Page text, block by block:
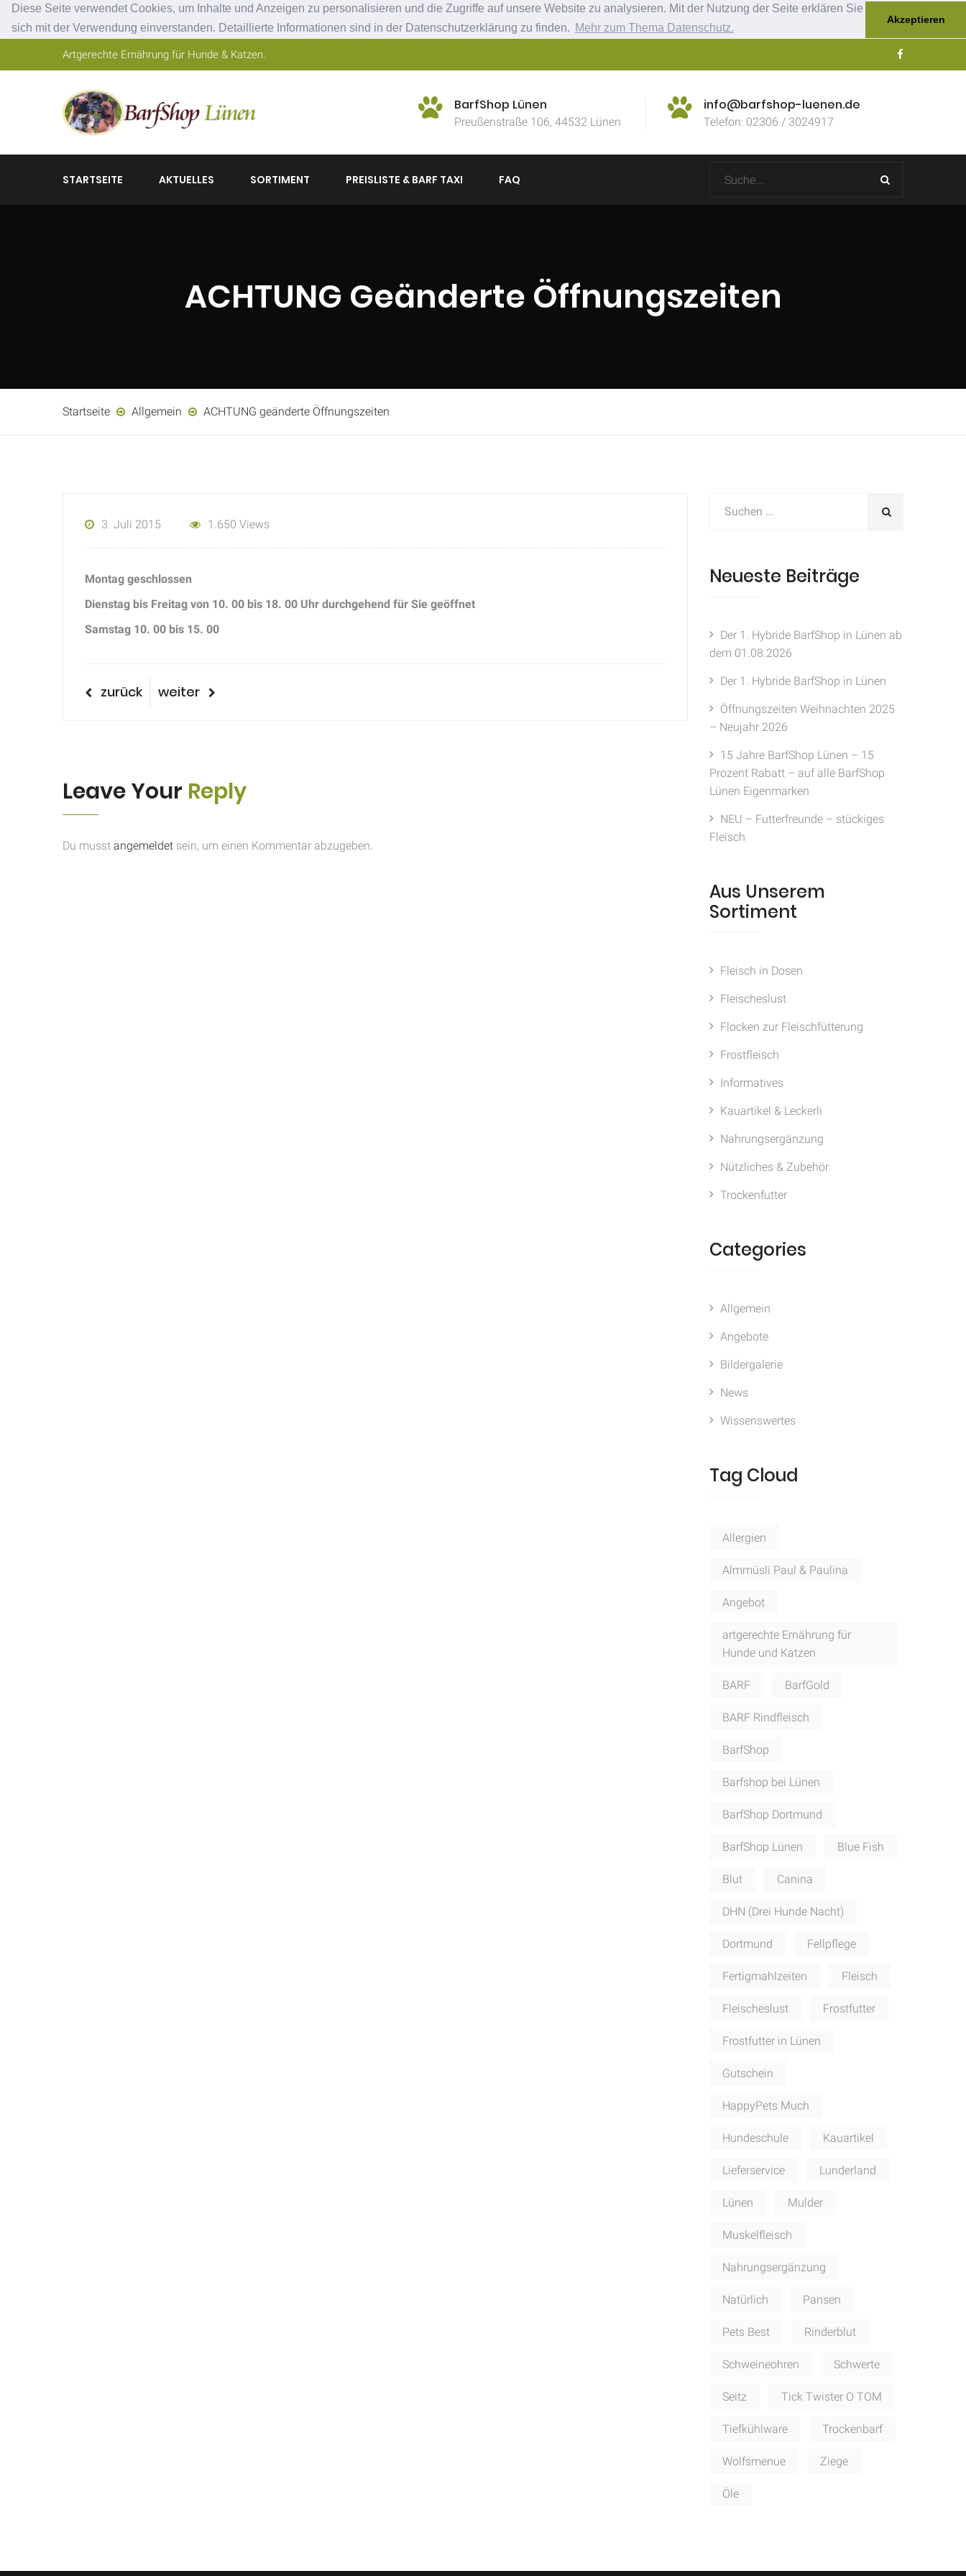
Diese Seite verwendet Cookies, um Inhalte und Anzeigen zu personalisieren und die Zugriffe auf unsere Website zu analysieren. Mit der Nutzung der Seite erklären Sie
sich mit der Verwendung einverstanden. Detaillierte Informationen sind in der Datenschutzerklärung zu finden. Mehr zum Thema Datenschutz.
Akzeptieren
Artgerechte Ernährung für Hunde & Katzen.
BarfShop Lünen
Preußenstraße 106, 44532 Lünen
info@barfshop-luenen.de
Telefon: 02306 / 3024917
STARTSEITE AKTUELLES SORTIMENT PREISLISTE & BARF TAXI FAQ
ACHTUNG Geänderte Öffnungszeiten
Startseite Allgemein ACHTUNG geänderte Öffnungszeiten
3. Juli 2015 1.650 Views
Montag geschlossen
Dienstag bis Freitag von 10. 00 bis 18. 00 Uhr durchgehend für Sie geöffnet
Samstag 10. 00 bis 15. 00
Beitragsnavigation
vorheriger
zurück
nächster
weiter
Leave Your Reply
Du musst angemeldet sein, um einen Kommentar abzugeben.
Neueste Beiträge
Der 1. Hybride BarfShop in Lünen ab
dem 01.08.2026
Der 1. Hybride BarfShop in Lünen
Öffnungszeiten Weihnachten 2025
– Neujahr 2026
15 Jahre BarfShop Lünen – 15
Prozent Rabatt – auf alle BarfShop
Lünen Eigenmarken
NEU – Futterfreunde – stückiges
Fleisch
Aus Unserem
Sortiment
Fleisch in Dosen
Fleischeslust
Flocken zur Fleischfütterung
Frostfleisch
Informatives
Kauartikel & Leckerli
Nahrungsergänzung
Nützliches & Zubehör
Trockenfutter
Categories
Allgemein
Angebote
Bildergalerie
News
Wissenswertes
Tag Cloud
Allergien
Almmüsli Paul & Paulina
Angebot
artgerechte Ernährung für
Hunde und Katzen
BARF BarfGold
BARF Rindfleisch
BarfShop
Barfshop bei Lünen
BarfShop Dortmund
BarfShop Lünen Blue Fish
Blut Canina
DHN (Drei Hunde Nacht)
Dortmund Fellpflege
Fertigmahlzeiten Fleisch
Fleischeslust Frostfutter
Frostfutter in Lünen
Gutschein
HappyPets Much
Hundeschule Kauartikel
Lieferservice Lunderland
Lünen Mulder
Muskelfleisch
Nahrungsergänzung
Natürlich Pansen
Pets Best Rinderblut
Schweineohren Schwerte
Seitz Tick Twister O TOM
Tiefkühlware Trockenbarf
Wolfsmenue Ziege
Öle